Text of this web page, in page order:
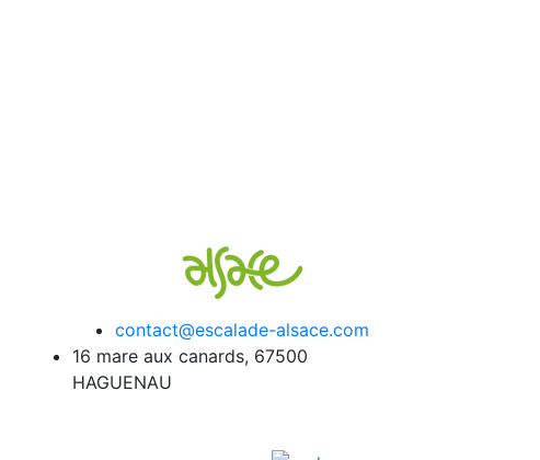
contact@escalade-alsace.com
16 mare aux canards, 67500
HAGUENAU